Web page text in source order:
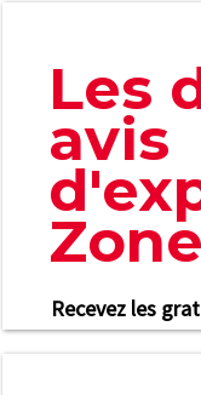
Les
avis
Recevez les